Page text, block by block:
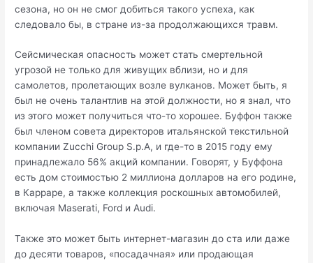
сезона, но он не смог добиться такого успеха, как
следовало бы, в стране из-за продолжающихся травм.
Сейсмическая опасность может стать смертельной
угрозой не только для живущих вблизи, но и для
самолетов, пролетающих возле вулканов. Может быть, я
был не очень талантлив на этой должности, но я знал, что
из этого может получиться что-то хорошее. Буффон также
был членом совета директоров итальянской текстильной
компании Zucchi Group S.p.A, и где-то в 2015 году ему
принадлежало 56% акций компании. Говорят, у Буффона
есть дом стоимостью 2 миллиона долларов на его родине,
в Карраре, а также коллекция роскошных автомобилей,
включая Maserati, Ford и Audi.
Также это может быть интернет-магазин до ста или даже
до десяти товаров, «посадачная» или продающая